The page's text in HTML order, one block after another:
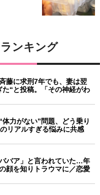
ンキング
藤に求刑7年でも、妻は翌
た“と投稿。「その神経がわ
力がない”問題、どう乗り
リアルすぎる悩みに共感
バア」と言われていた…年
顔を知りトラウマに／恋愛